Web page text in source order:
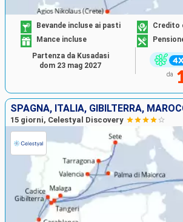
Bevande incluse ai pasti
Credito
Mance incluse
da
Partenza da Kusadasi
dom 23 mag 2027
15 giorni, Celestyal Discovery